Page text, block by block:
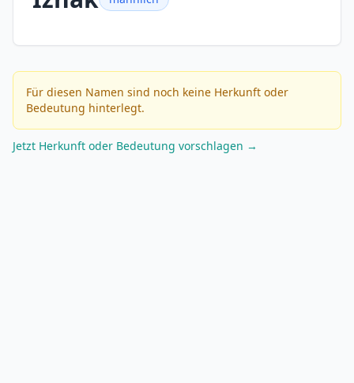
Für diesen Namen sind noch keine Herkunft oder
Bedeutung hinterlegt.
Jetzt Herkunft oder Bedeutung vorschlagen →